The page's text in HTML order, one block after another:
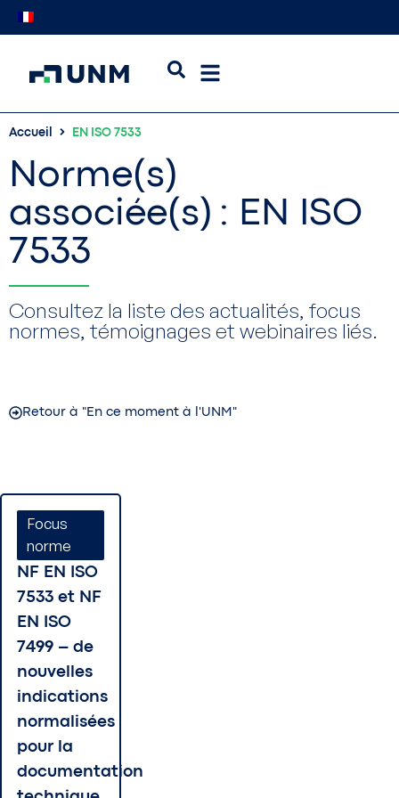
Accueil EN ISO 7533
Norme(s)
associée(s) : EN ISO
7533
Consultez la liste des actualités, focus
normes, témoignages et webinaires liés.
Retour à "En ce moment à l'UNM"
Focus
norme
NF EN ISO
7533 et NF
EN ISO
7499 – de
nouvelles
indications
normalisées
pour la
documentation